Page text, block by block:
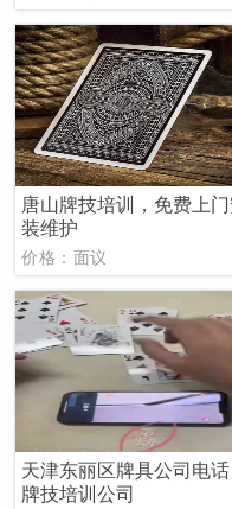
唐山牌技培训，免费上
装维护
价格：面议
天津东丽区牌具公司电话
牌技培训公司